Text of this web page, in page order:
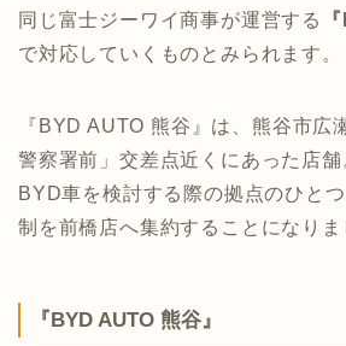
同じ富士ジーワイ商事が運営する
で対応していくものとみられます。
『BYD AUTO 熊谷』は、熊谷市広
警察署前」交差点近くにあった店
BYD車を検討する際の拠点のひと
制を前橋店へ集約することになりま
『BYD AUTO 熊谷』